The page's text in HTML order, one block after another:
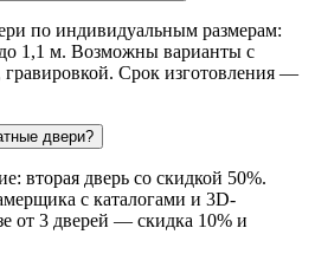
по индивидуальным размерам:
1,1 м. Возможны варианты с
Срок изготовления —
двери?
вторая дверь со скидкой 50%.
с каталогами и 3D-
от 3 дверей — скидка 10% и